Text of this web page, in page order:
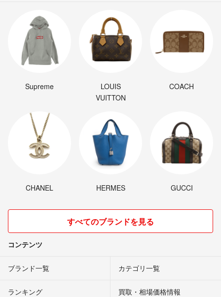
Supreme
LOUIS
VUITTON
COACH
CHANEL HERMES GUCCI
すべてのブランドを見る
コンテンツ
ブランド一覧 カテゴリ一覧
ランキング 買取・相場価格情報